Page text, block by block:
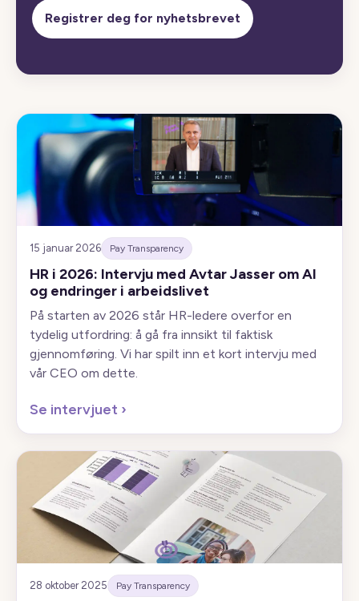
15 januar 2026 Pay Transparency
HR i 2026: Intervju med Avtar Jasser om AI
og endringer i arbeidslivet
På starten av 2026 står HR-ledere overfor en
tydelig utfordring: å gå fra innsikt til faktisk
gjennomføring. Vi har spilt inn et kort intervju med
vår CEO om dette.
Se intervjuet ›
28 oktober 2025 Pay Transparency